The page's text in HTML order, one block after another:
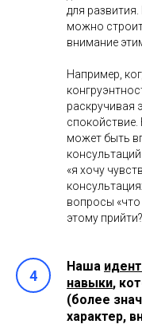
для
можно
внимание
Например,
раскручивая
может быть
«я хочу
вопросы «что
этому
Наша
навыки,
(более
характер,